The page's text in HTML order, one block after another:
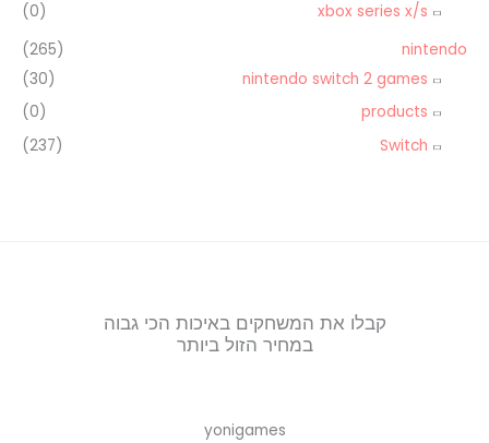
xbox series x/s
(0)
nintendo
(265)
nintendo switch 2 games
(30)
products
(0)
Switch
(237)
קבלו את המשחקים באיכות הכי גבוה
במחיר הזול ביותר
yonigames